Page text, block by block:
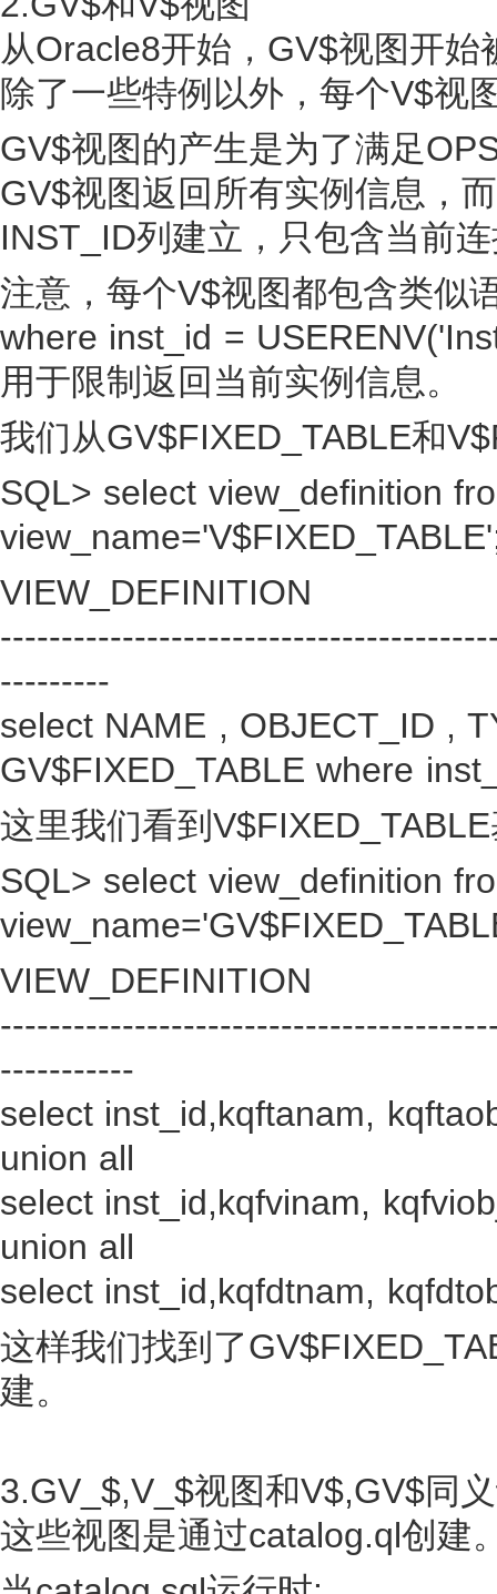
从Oracle8开始，GV$视图开
除了一些特例以外，每个V$视
GV$视图的产生是为了满足
GV$视图返回所有实例信息，
INST_ID列建立，只包含当前
注意，每个V$视图都包含类似
where inst_id =
用于限制返回当前实例信息。
我们从GV$FIXED_TABLE和
SQL> select view_definition
VIEW_DEFINITION
---------
select NAME , OBJECT_ID ,
GV$FIXED_TABLE where
这里我们看到
SQL> select view_definition
VIEW_DEFINITION
-----------
select inst_id,kqftanam,
union all
select inst_id,kqfvinam,
union all
select inst_id,kqfdtnam,
这样我们找到了
建。
3.GV_$,V_$视图和V$,GV$同
这些视图是通过catalog.ql创建